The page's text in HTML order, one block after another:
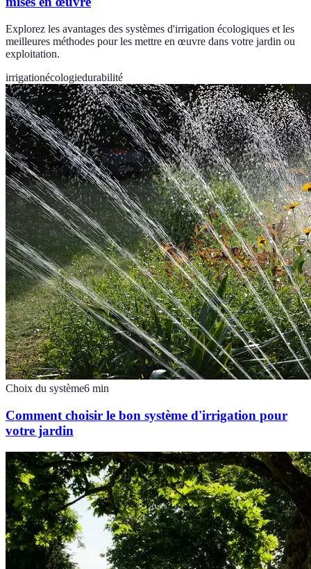
Explorez les avantages des systèmes d'irrigation écologiques et les
meilleures méthodes pour les mettre en œuvre dans votre jardin ou
exploitation.
irrigationécologiedurabilité
Choix du système6 min
Comment choisir le bon système d'irrigation pour
votre jardin